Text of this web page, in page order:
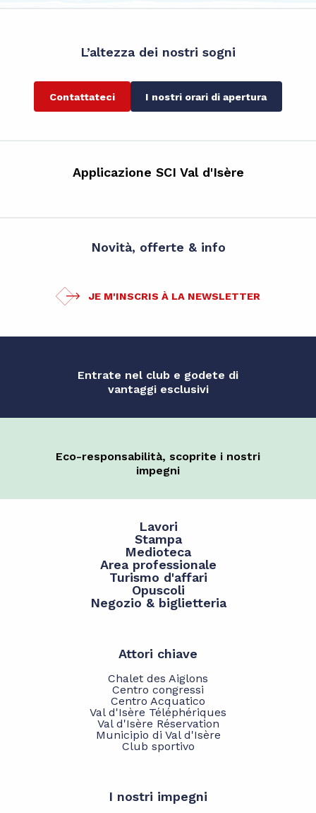
L’altezza dei nostri sogni
Contattateci I nostri orari di apertura
Applicazione SCI Val d'Isère
Novità, offerte & info
JE M'INSCRIS À LA NEWSLETTER
Entrate nel club e godete di
vantaggi esclusivi
Eco-responsabilità, scoprite i nostri
impegni
Lavori
Stampa
Medioteca
Area professionale
Turismo d'affari
Opuscoli
Negozio & biglietteria
Attori chiave
Chalet des Aiglons
Centro congressi
Centro Acquatico
Val d'Isère Téléphériques
Val d'Isère Réservation
Municipio di Val d'Isère
Club sportivo
I nostri impegni